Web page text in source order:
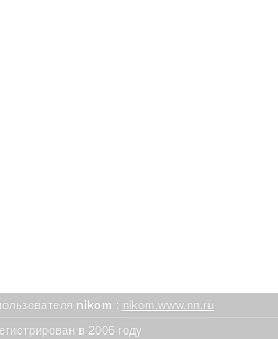
nikom : nikom.www.nn.ru
в 2006 году